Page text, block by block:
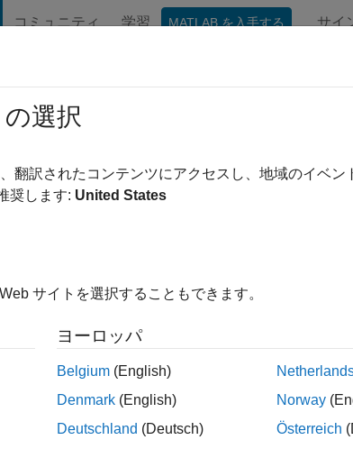
コミュニティ 学習 MATLAB を入手する サイ
uisetpref
関数uigetprefで使用された基本設定の管理
説明
p = uisetpref('clearall') を使用
メモ
選択
翻訳されたコンテンツにアクセスし、地域のイベ
奨します: United States
サイトを選択することもできます。
ヨーロッパ
Belgium (English)
Denmark (English)
Deutschland (Deutsch)
Norway
Österreich